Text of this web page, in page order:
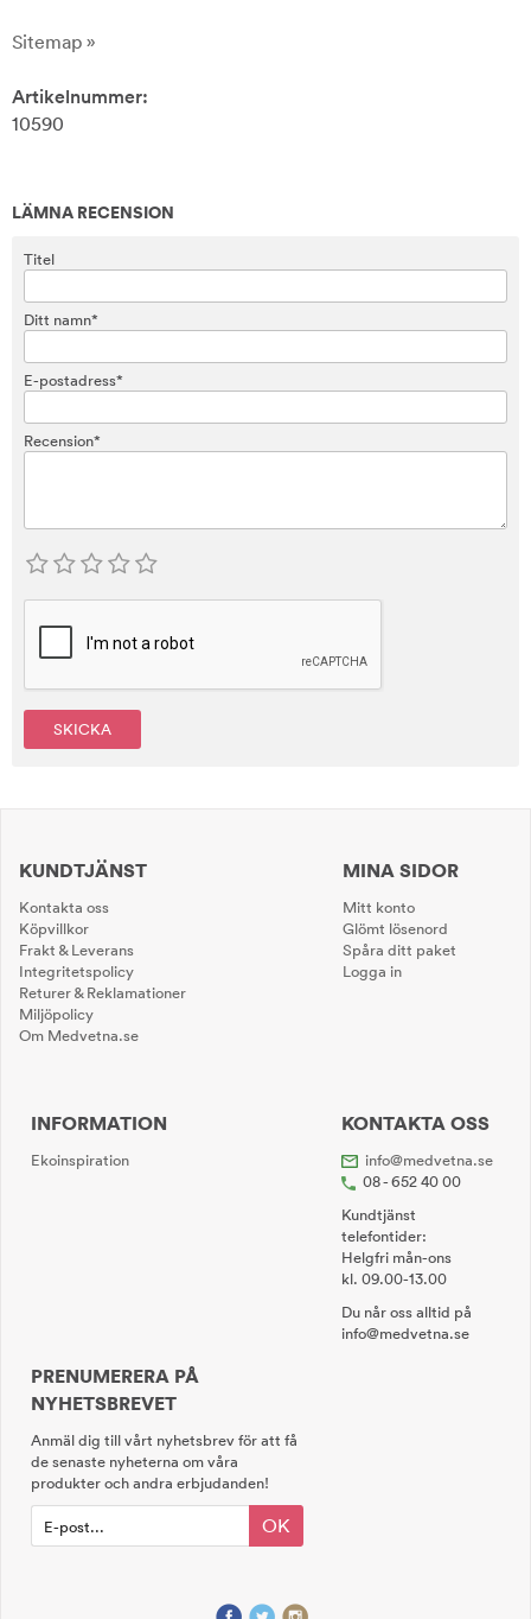
Sitemap »
Artikelnummer:
10590
LÄMNA RECENSION
Titel
Ditt namn*
E-postadress*
Recension*
SKICKA
KUNDTJÄNST
Kontakta oss
Köpvillkor
Frakt & Leverans
Integritetspolicy
Returer & Reklamationer
Miljöpolicy
Om Medvetna.se
MINA SIDOR
Mitt konto
Glömt lösenord
Spåra ditt paket
Logga in
INFORMATION
Ekoinspiration
KONTAKTA OSS
info@medvetna.se
08 - 652 40 00
Kundtjänst
telefontider:
Helgfri mån-ons
kl. 09.00-13.00
Du når oss alltid på
info@medvetna.se
PRENUMERERA PÅ
NYHETSBREVET
Anmäl dig till vårt nyhetsbrev för att få
de senaste nyheterna om våra
produkter och andra erbjudanden!
OK